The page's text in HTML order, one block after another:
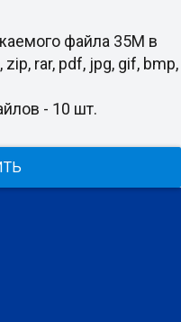
файла 35M в
rar, pdf, jpg, gif, bmp,
- 10 шт.